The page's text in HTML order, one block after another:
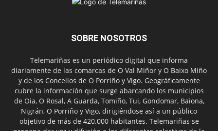
SOBRE NOSOTROS
Telemariñas es un periódico digital que informa
diariamente de las comarcas de O Val Miñor y O Baixo Miño
y de los Concellos de O Porriño y Vigo. Geográficamente
cubre la información que surge abarcando los municipios
de Oia, O Rosal, A Guarda, Tomiño, Tui, Gondomar, Baiona,
Nigrán, O Porriño y Vigo, dirigiéndose así a un público
objetivo de más de 420.000 habitantes. Telemariñas se